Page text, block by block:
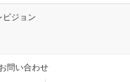
ビジョン
お問い合わせ